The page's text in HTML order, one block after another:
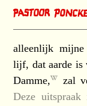
alleenlijk
lijf, dat aarde
Damme,
zal
Deze